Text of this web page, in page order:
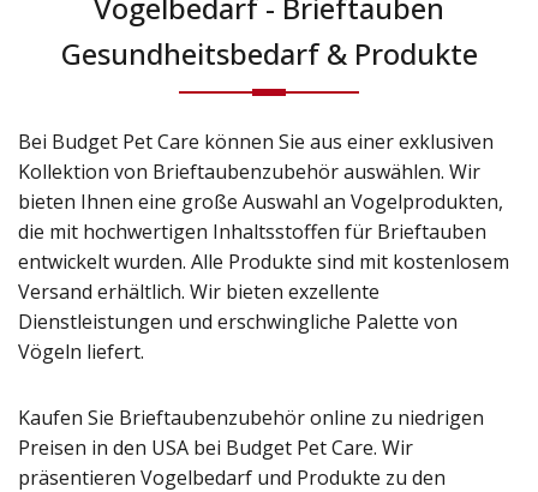
Gesundheitsbedarf & Produkte
Bei Budget Pet Care können Sie aus einer exklusiven
Kollektion von Brieftaubenzubehör auswählen. Wir
bieten Ihnen eine große Auswahl an Vogelprodukten,
die mit hochwertigen Inhaltsstoffen für Brieftauben
entwickelt wurden. Alle Produkte sind mit kostenlosem
Versand erhältlich. Wir bieten exzellente
Dienstleistungen und erschwingliche Palette von
Vögeln liefert.
Kaufen Sie Brieftaubenzubehör online zu niedrigen
Preisen in den USA bei Budget Pet Care. Wir
präsentieren Vogelbedarf und Produkte zu den